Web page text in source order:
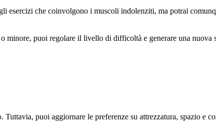
esercizi che coinvolgono i muscoli indolenziti, ma potrai
minore, puoi regolare il livello di difficoltà e generare una nuova
puoi aggiornare le preferenze su attrezzatura, spazio e